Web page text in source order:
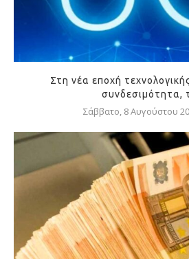
Στη νέα εποχή
συνδεσιμότητα,
Σάββατο, 8 Αυγούστου